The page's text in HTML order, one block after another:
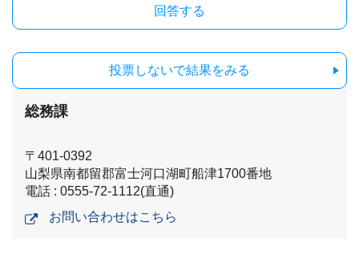
投票しないで結果をみる
総務課
〒401-0392
山梨県南都留郡富士河口湖町船津1700番地
電話 : 0555-72-1112(直通)
お問い合わせはこちら